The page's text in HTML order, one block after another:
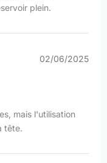
plein.
02/06/2025
mais l'utilisation
tête.